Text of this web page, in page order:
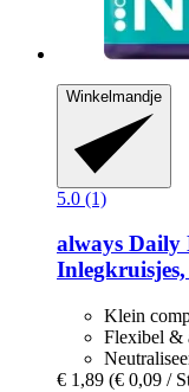
Winkelmandje
5.0 (1)
always Daily
Klein
Flexibel &
€ 1,89 (€ 0,09 /